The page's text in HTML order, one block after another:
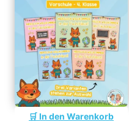
In den Warenkorb